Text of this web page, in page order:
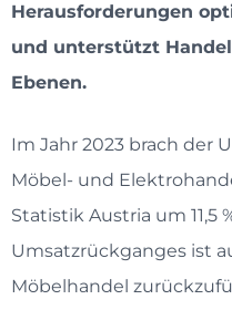
Herausforderungen
und unterstützt
Ebenen.
Im Jahr 2023 brach der
Möbel- und
Statistik Austria um 11,5
Umsatzrückganges ist
Möbelhandel